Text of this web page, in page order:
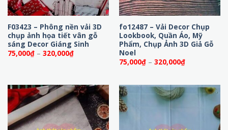
F03423 – Phông nền vải 3D
chụp ảnh họa tiết vân gỗ
sáng Decor Giáng Sinh
75,000₫ – 320,000₫Khoảng
giá:
320,000₫
fo12487 – Vải Decor Chụp
Lookbook, Quần Áo, Mỹ
Phẩm, Chụp Ảnh 3D Giả Gỗ
Noel
75,000₫ – 320,000₫Khoảng
giá:
đến
320,000₫